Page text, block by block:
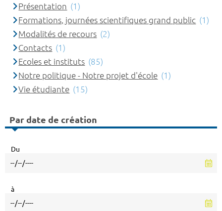
Présentation (1)
Formations, journées scientifiques grand public (1)
Modalités de recours (2)
Contacts (1)
Ecoles et instituts (85)
Notre politique - Notre projet d'école (1)
Vie étudiante (15)
Par date de création
Du
à